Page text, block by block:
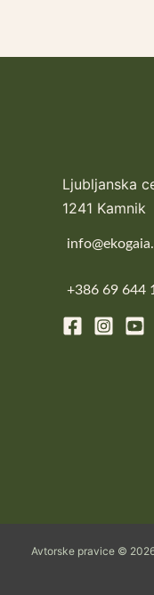
Ljubljanska
1241 Kamnik
+386 69 644
Avtorske pravice ©